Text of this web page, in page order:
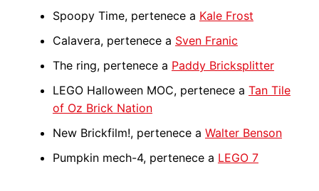
Spoopy Time, pertenece a Kale Frost
Calavera, pertenece a Sven Franic
The ring, pertenece a Paddy Bricksplitter
LEGO Halloween MOC, pertenece a Tan Tile
of Oz Brick Nation
New Brickfilm!, pertenece a Walter Benson
Pumpkin mech-4, pertenece a LEGO 7